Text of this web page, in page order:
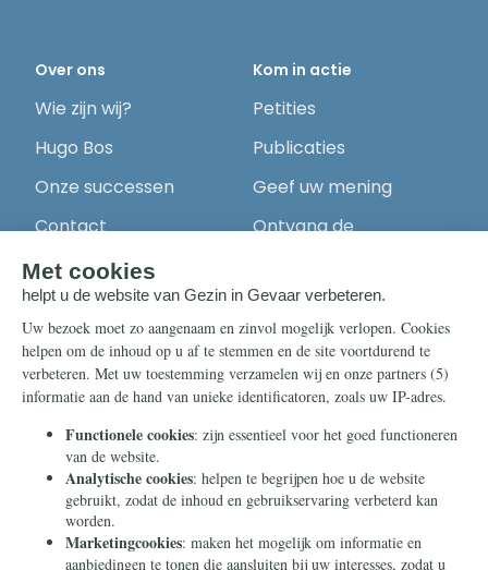
Over ons
Wie zijn wij?
Hugo Bos
Onze successen
Contact
Kom in actie
Petities
Publicaties
Geef uw mening
Ontvang de
Steun ons
Nieuwsbrief
Eenmalig
Maandelijks
Periodiek
Nalaten
Zelf overschrijven
Info
Contact
Ontvang onze
Telegram-berichten